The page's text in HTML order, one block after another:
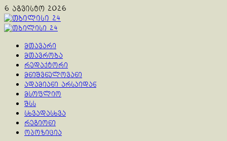
Skip
to
content
6 აგვისტო 2026
Primary
მთავარი
მთავრობა
რედაქტორი
მნიშვნელოვანი
ადამიანი არსაიდან
მსოფლიო
შსს
სხვადასხვა
რეგიონი
ოპოზიცია